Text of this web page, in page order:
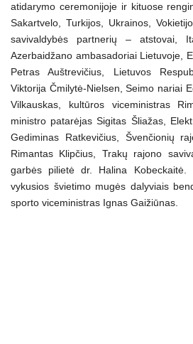
atidarymo ceremonijoje ir kituose
Sakartvelo, Turkijos, Ukrainos,
savivaldybės partnerių – atstovai,
Azerbaidžano ambasadoriai Lietuvoje,
Petras Auštrevičius, Lietuvos
Viktorija Čmilytė-Nielsen, Seimo nariai
Vilkauskas, kultūros viceministras
ministro patarėjas Sigitas Šliažas,
Gediminas Ratkevičius, Švenčionių
Rimantas Klipčius, Trakų rajono
garbės pilietė dr. Halina
vykusios švietimo mugės dalyviais
sporto viceministras Ignas Gaižiūnas.